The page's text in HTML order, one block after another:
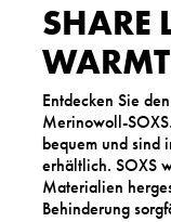
SHARE
Entdecken Sie
Merinowoll-
bequem und sind
erhältlich. SOXS
Materialien
Behinderung